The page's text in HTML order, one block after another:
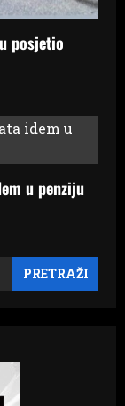
posjetio
u penziju